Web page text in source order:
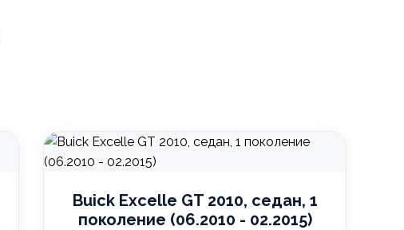
Buick Excelle GT 2010, седан, 1
поколение (06.2010 - 02.2015)